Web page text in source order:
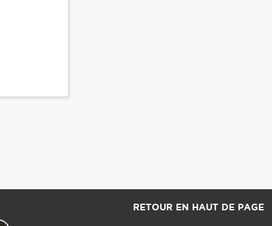
RETOUR EN HAUT DE PAGE